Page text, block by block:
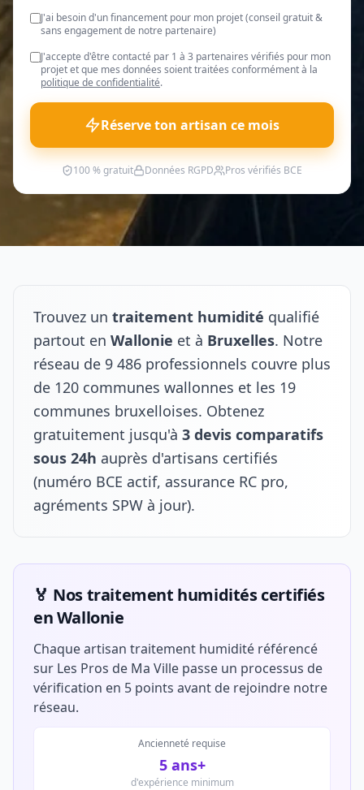
J'ai besoin d'un financement pour mon projet (conseil gratuit &
sans engagement de notre partenaire)
J'accepte d'être contacté par 1 à 3 partenaires vérifiés pour mon
projet et que mes données soient traitées conformément à la
politique de confidentialité.
Réserve ton artisan ce mois
100 % gratuit Données RGPD Pros vérifiés BCE
Trouvez un traitement humidité qualifié
partout en Wallonie et à Bruxelles. Notre
réseau de 9 486 professionnels couvre plus
de 120 communes wallonnes et les 19
communes bruxelloises. Obtenez
gratuitement jusqu'à 3 devis comparatifs
sous 24h auprès d'artisans certifiés
(numéro BCE actif, assurance RC pro,
agréments SPW à jour).
🏅 Nos traitement humidités certifiés
en Wallonie
Chaque artisan traitement humidité référencé
sur Les Pros de Ma Ville passe un processus de
vérification en 5 points avant de rejoindre notre
réseau.
Ancienneté requise
5 ans+
d'expérience minimum